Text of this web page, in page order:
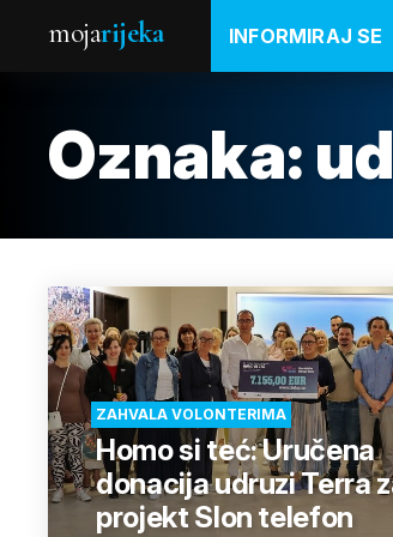
mojarijeka INFORMIRAJ SE
Oznaka:
ZAHVALA VOLONTERIMA
Homo si teć: Uručena
donacija udruzi Terra
projekt Slon telefon